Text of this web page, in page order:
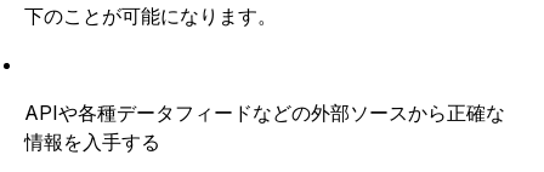
下のことが可能になります。
APIや各種データフィードなどの外部ソースから正確な
情報を入手する